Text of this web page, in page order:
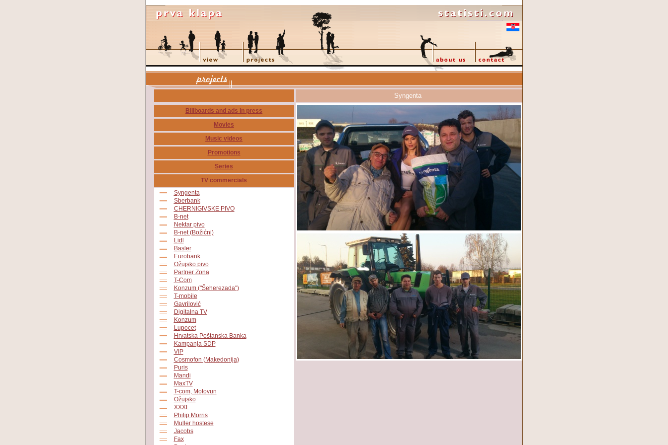
Billboards and ads in press
Movies
Music videos
Promotions
Series
TV commercials
Syngenta
Sberbank
CHERNIGIVSKE PIVO
B-net
Nektar pivo
B-net (Božićni)
Lidl
Basler
Eurobank
Ožujsko pivo
Partner Zona
T-Com
Konzum ("Šeherezada")
T-mobile
Gavrilović
Digitalna TV
Konzum
Lupocet
Hrvatska Poštanska Banka
Kampanja SDP
VIP
Cosmofon (Makedonija)
Puris
Mandi
MaxTV
T-com, Motovun
Ožujsko
XXXL
Philip Morris
Muller hostese
Jacobs
Fax
Syngenta